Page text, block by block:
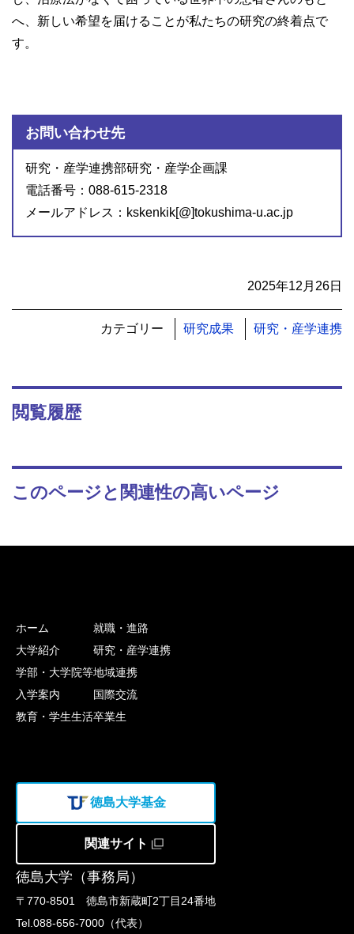
へ、新しい希望を届けることが私たちの研究の終着点で
す。
お問い合わせ先
研究・産学連携部研究・産学企画課
電話番号：088-615-2318
メールアドレス：kskenkik[@]tokushima-u.ac.jp
2025年12月26日
カテゴリー 研究成果 研究・産学連携
閲覧履歴
このページと関連性の高いページ
徳島大学（事務局）
〒770-8501 徳島市新蔵町2丁目24番地
Tel.088-656-7000（代表）
ホーム
大学紹介
学部・大学院等
入学案内
教育・学生生活
就職・進路
研究・産学連携
地域連携
国際交流
卒業生
徳島大学基金
関連サイト